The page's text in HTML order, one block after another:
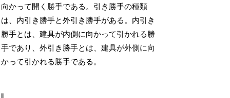
向かって開く勝手である。引き勝手の種類
は、内引き勝手と外引き勝手がある。内引き
勝手とは、建具が内側に向かって引かれる勝
手であり、外引き勝手とは、建具が外側に向
かって引かれる勝手である。